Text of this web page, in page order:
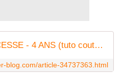
DEGUISEMENT PRINCESSE - 4 ANS (tuto couture) - Ma vie en mieux
blog.com/article-34737363.html